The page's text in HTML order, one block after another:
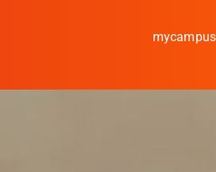
mycampus
Studieren